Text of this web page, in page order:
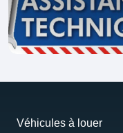
Véhicules à louer